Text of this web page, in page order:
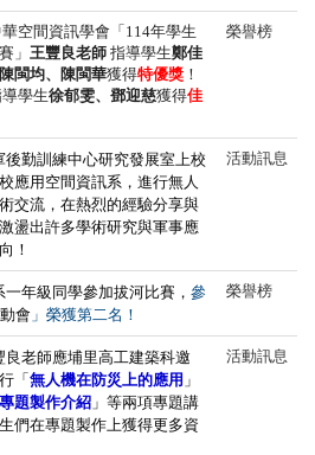
空間資訊學會「 114年學生
」 王豐良老師 指導學生鄭佳
閩均、陳閩華獲得特優獎 ！
學生徐郁雯、鄧迎慈獲得佳
榮譽榜
後勤訓練中心研究發展室上校
應用空間資訊系，進行無人
交流，在熱烈的經驗分享與
盪出許多學術研究與軍事應
！
活動訊息
一年級同學參加拔河比賽， 參
會 」榮獲第二名！
榮譽榜
良老師應埔里高工建築科邀
「無人機在防災上的應用 」
題製作介紹 」等兩項專題講
們在專題製作上獲得更多資
活動訊息